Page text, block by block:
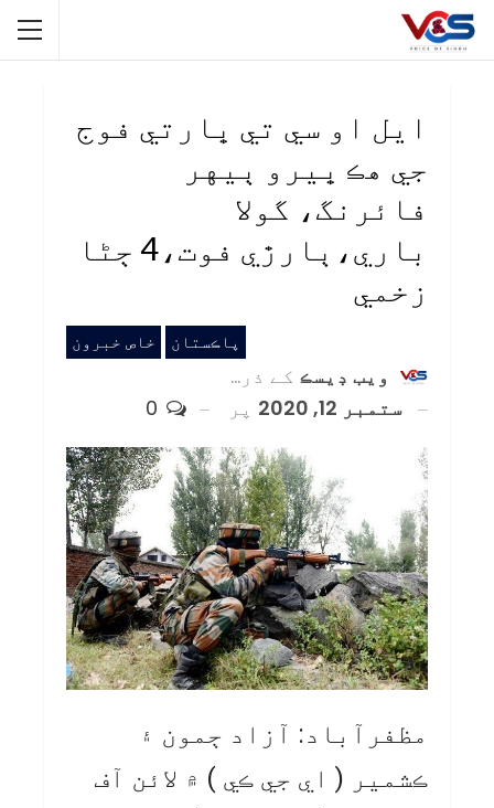
ايل او سي تي ڀارتي فوج
جي هڪ ڀيرو ٻيهر
فائرنگ، گولا
باري،ٻارڙي فوت،4 ڄڻا
زخمي
پاڪستان خاص خبرون
ويب ڊيسڪ کے ذریعہ
ستمبر 12, 2020
پر
مظفرآباد: آزاد ڄمون ۽
ڪشمير ( اي جي ڪي ) ۾ لائن آف